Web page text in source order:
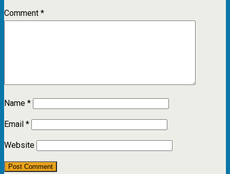
Comment*
Name*
Email*
Website